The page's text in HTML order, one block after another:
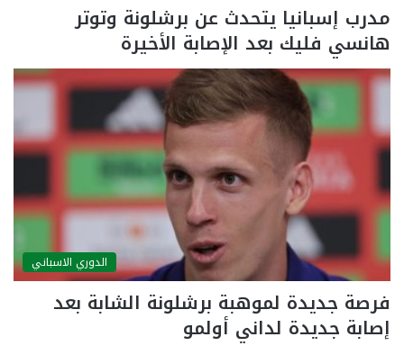
مدرب إسبانيا يتحدث عن برشلونة وتوتر
هانسي فليك بعد الإصابة الأخيرة
الدوري الاسباني
فرصة جديدة لموهبة برشلونة الشابة بعد
إصابة جديدة لداني أولمو